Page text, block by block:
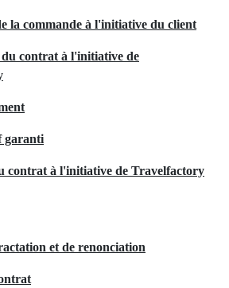
la commande à l'initiative du client
contrat à l'initiative de
garanti
contrat à l'initiative de Travelfactory
et de renonciation